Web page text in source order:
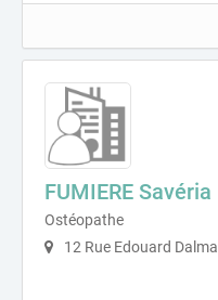
FUMIERE Savéria
Ostéopathe
12 Rue Edouard